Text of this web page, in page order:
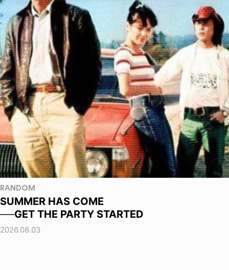
RANDOM
SUMMER HAS COME
──GET THE PARTY STARTED
2026.08.03